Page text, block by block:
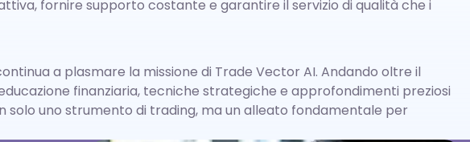
fornire supporto costante e garantire il servizio di qualità che i
a plasmare la missione di Trade Vector AI. Andando oltre il
finanziaria, tecniche strategiche e approfondimenti preziosi
uno strumento di trading, ma un alleato fondamentale per